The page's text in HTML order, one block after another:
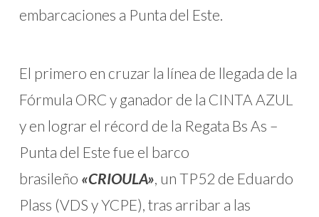
embarcaciones a Punta del Este.
El primero en cruzar la línea de llegada de la
Fórmula ORC y ganador de la CINTA AZUL
y en lograr el récord de la Regata Bs As –
Punta del Este fue el barco
brasileño «CRIOULA», un TP52 de Eduardo
Plass (VDS y YCPE), tras arribar a las